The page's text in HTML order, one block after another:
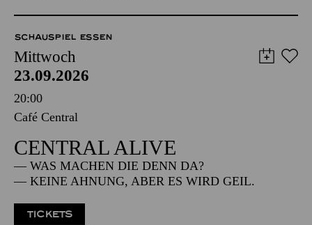
SCHAUSPIEL ESSEN
Mittwoch
23.09.2026
20:00
Café Central
CENTRAL ALIVE
— WAS MACHEN DIE DENN DA?
— KEINE AHNUNG, ABER ES WIRD GEIL.
TICKETS